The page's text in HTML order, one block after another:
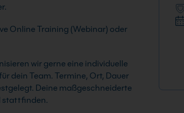
Online Training (Webinar) oder
wir gerne eine individuelle
dein Team. Termine, Ort, Dauer
Deine maßgeschneiderte
stattfinden.